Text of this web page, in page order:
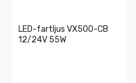
LED-fartljus VX500-CB
12/24V 55W